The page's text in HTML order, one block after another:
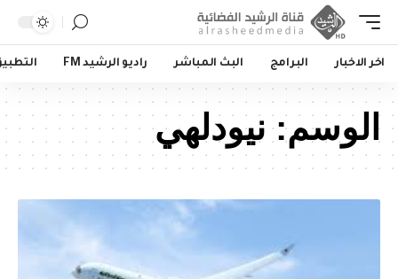
اخر الاخبار البرامج البث المباشر راديو الرشيد FM
الوسم:نيودلهي